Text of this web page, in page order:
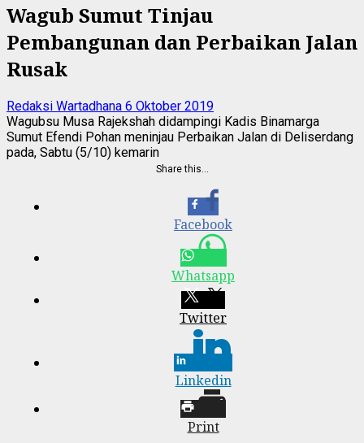
Wagub Sumut Tinjau
Pembangunan dan Perbaikan Jalan
Rusak
Redaksi Wartadhana 6 Oktober 2019
Wagubsu Musa Rajekshah didampingi Kadis Binamarga
Sumut Efendi Pohan meninjau Perbaikan Jalan di Deliserdang
pada, Sabtu (5/10) kemarin
Share this…
Facebook
Whatsapp
Twitter
Linkedin
Print